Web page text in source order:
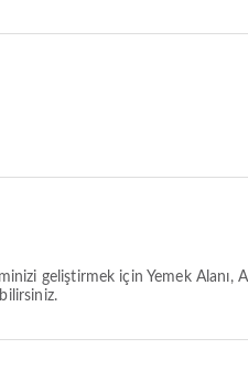
geliştirmek için Yemek Alanı,